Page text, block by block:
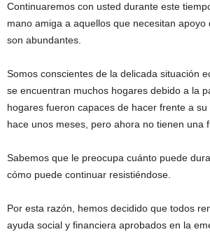
Continuaremos con usted durante este
mano amiga a aquellos que necesitan apoyo
son abundantes.
Somos conscientes de la delicada situación
se encuentran muchos hogares debido a la
hogares fueron capaces de hacer frente a
hace unos meses, pero ahora no tienen una
Sabemos que le preocupa cuánto puede
cómo puede continuar resistiéndose.
Por esta razón, hemos decidido que todos
ayuda social y financiera aprobados en la